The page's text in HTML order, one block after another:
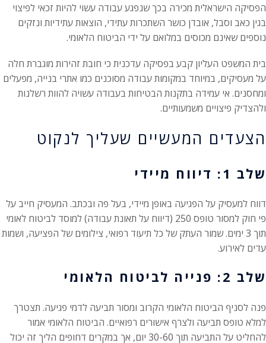
הפסיקה הישראלית מכירה בכך שנפגע עבודה עשוי להיות זכאי לפיצוי
בגין כאב וסבל, אובדן כושר השתכרות עתידי, הוצאות עתידיות ונזקים
נוספים שאינם מכוסים במלואם על ידי הביטוח הלאומי.
בית המשפט העליון קבע בפסיקה עדכנית כי חובת זהירות מוגברת חלה
על מעסיקים, במיוחד במקומות עבודה מסוכנים כמו אתרי בנייה, מפעלים
ומחסנים. אי עמידה בתקנות הבטיחות בעבודה עשויה להוות רשלנות
ולהצדיק פיצויים משמעותיים.
הצעדים המעשיים שעליך לנקוט
שלב 1: דיווח מיידי
דווח למעסיק על הפגיעה באופן מיידי, בעל פה ובכתב. המעסיק חייב על
פי חוק למסור טופס 250 (דיווח על תאונת עבודה) למוסד לביטוח לאומי
תוך 3 ימים. שמור העתק של כל תיעוד רפואי, צילומים של הפציעה, ושמות
עדים לאירוע.
שלב 2: פנייה לביטוח הלאומי
פנה לסניף הביטוח הלאומי הקרוב ומסור תביעה לדמי פגיעה. תצטרך
למלא טופס תביעה ולצרף אישורים רפואיים. הביטוח הלאומי אמור
להחליט על התביעה תוך 30-60 יום, אך במקרים דחופים הליך זה יכול